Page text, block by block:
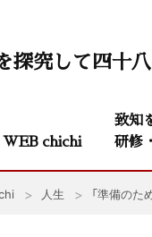
探究して四十
WEB chichi
致知
研修
人生 「準備の